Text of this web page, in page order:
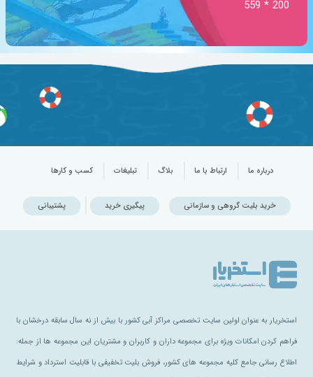
200 * 559
درباره ما ارتباط با ما بلاگ تبلیغات کسب و کارها
خرید بلیت گروهی و سازمانی پیگیری خرید پشتیبانی
استخریار به عنوان اولین سایت تخصصی مراکز آبی کشور با بیش از نه سال سابقه درخشان با
فراهم کردن امکانات ویژه برای مجموعه داران و کاربران و مشتریان این مجموعه ها از جمله:
اطلاع رسانی جامع کلیه مجموعه های کشور، فروش بلیت تخفیفی با قابلیت استرداد و شرایط